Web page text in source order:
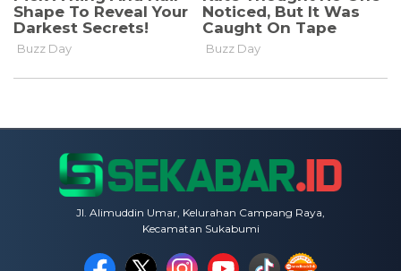
Jl. Alimuddin Umar, Kelurahan Campang Raya,
Kecamatan Sukabumi